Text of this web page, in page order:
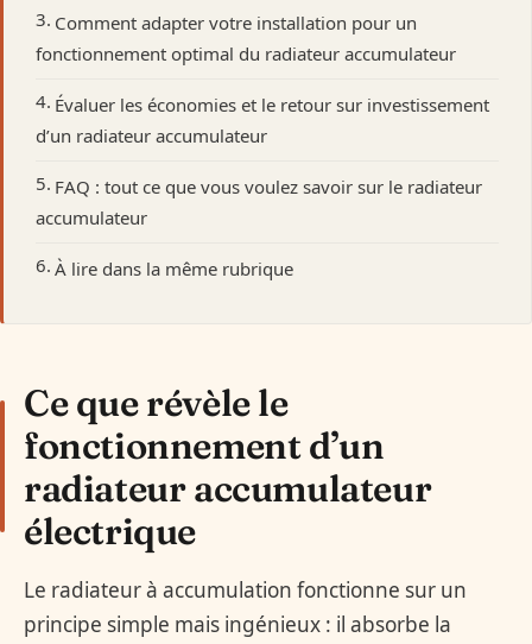
Comment adapter votre installation pour un
fonctionnement optimal du radiateur accumulateur
Évaluer les économies et le retour sur investissement
d’un radiateur accumulateur
FAQ : tout ce que vous voulez savoir sur le radiateur
accumulateur
À lire dans la même rubrique
Ce que révèle le
fonctionnement d’un
radiateur accumulateur
électrique
Le radiateur à accumulation fonctionne sur un
principe simple mais ingénieux : il absorbe la